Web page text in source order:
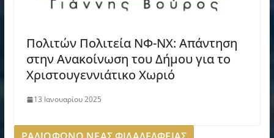
Πολιτών Πολιτεία ΝΦ-ΝΧ: Απάντηση
στην Ανακοίνωση του Δήμου για το
Χριστουγεννιάτικο Χωριό
13 Ιανουαρίου 2025